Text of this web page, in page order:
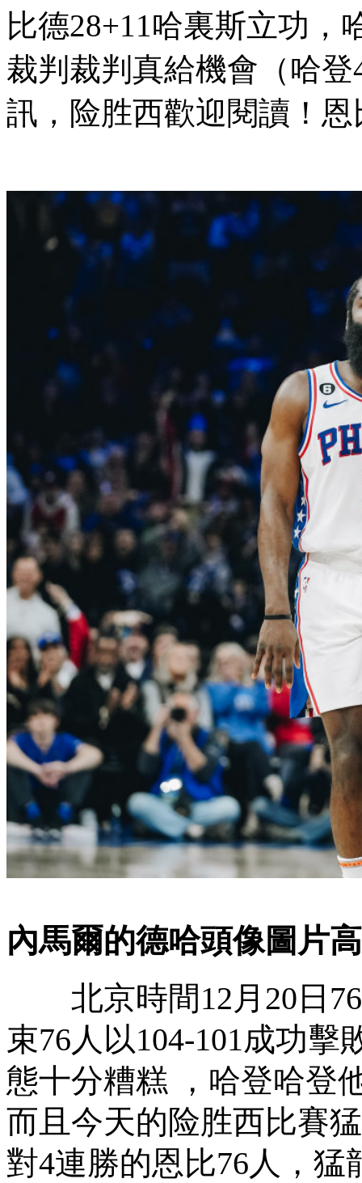
比德28+11哈裏斯立功
裁判裁判真給機會（哈
訊 ，险胜西歡迎閱讀！
內馬爾的德哈頭像圖片
北京時間12月20日76人
束76人以104-101成功擊
態十分糟糕 ，哈登哈登
而且今天的险胜西比賽
對4連勝的恩比76人，